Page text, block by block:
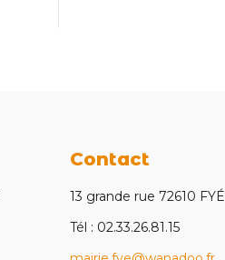
Contact
13 grande rue 72610 FYÉ
Tél : 02.33.26.81.15